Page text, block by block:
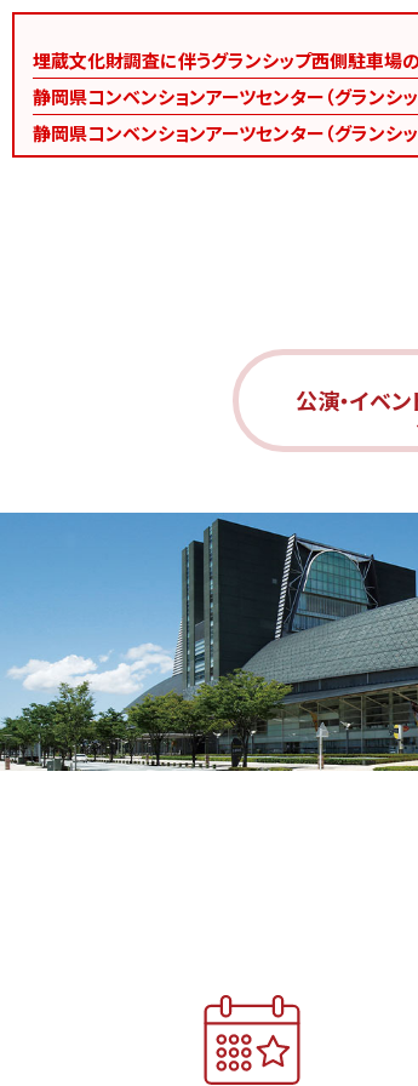
埋蔵文化財調査に伴うグランシップ西側駐車
静岡県コンベンションアーツセンター（グラン
静岡県コンベンションアーツセンター（グランシ
公演・イベ